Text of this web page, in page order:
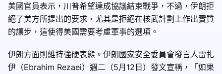
美國官員表示，川普希望達成協議結束戰爭，不過，伊朗拒
絕了美方所提出的要求，尤其是拒絕在核武計劃上作出實質
的讓步，這使得美國需要考慮軍事的選項。
伊朗方面則維持強硬表態。伊朗國家安全委員會發言人雷扎
伊（Ebrahim Rezaei）週二（5月12日）發文宣稱，「如果